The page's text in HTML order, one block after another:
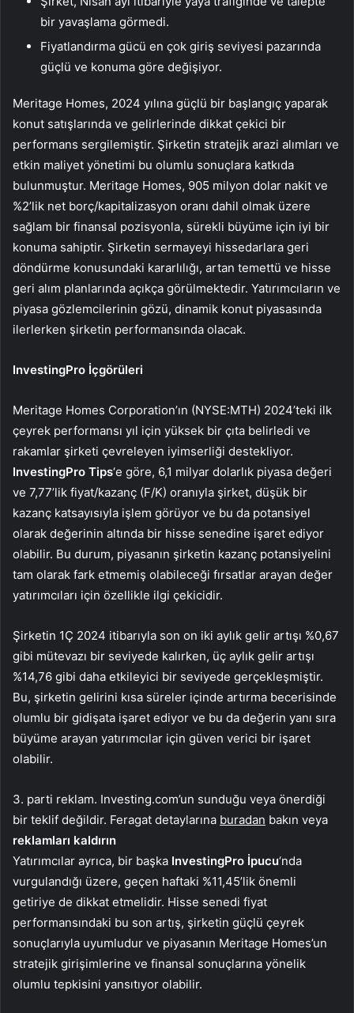
bir yavaşlama görmedi.
Fiyatlandırma gücü en çok giriş seviyesi pazarında
güçlü ve konuma göre değişiyor.
Meritage Homes, 2024 yılına güçlü bir başlangıç yaparak
konut satışlarında ve gelirlerinde dikkat çekici bir
performans sergilemiştir. Şirketin stratejik arazi alımları ve
etkin maliyet yönetimi bu olumlu sonuçlara katkıda
bulunmuştur. Meritage Homes, 905 milyon dolar nakit ve
%2’lik net borç/kapitalizasyon oranı dahil olmak üzere
sağlam bir finansal pozisyonla, sürekli büyüme için iyi bir
konuma sahiptir. Şirketin sermayeyi hissedarlara geri
döndürme konusundaki kararlılığı, artan temettü ve hisse
geri alım planlarında açıkça görülmektedir. Yatırımcıların ve
piyasa gözlemcilerinin gözü, dinamik konut piyasasında
ilerlerken şirketin performansında olacak.
InvestingPro İçgörüleri
Meritage Homes Corporation’ın (NYSE:MTH) 2024’teki ilk
çeyrek performansı yıl için yüksek bir çıta belirledi ve
rakamlar şirketi çevreleyen iyimserliği destekliyor.
InvestingPro Tips‘e göre, 6,1 milyar dolarlık piyasa değeri
ve 7,77’lik fiyat/kazanç (F/K) oranıyla şirket, düşük bir
kazanç katsayısıyla işlem görüyor ve bu da potansiyel
olarak değerinin altında bir hisse senedine işaret ediyor
olabilir. Bu durum, piyasanın şirketin kazanç potansiyelini
tam olarak fark etmemiş olabileceği fırsatlar arayan değer
yatırımcıları için özellikle ilgi çekicidir.
Şirketin 1Ç 2024 itibarıyla son on iki aylık gelir artışı %0,67
gibi mütevazı bir seviyede kalırken, üç aylık gelir artışı
%14,76 gibi daha etkileyici bir seviyede gerçekleşmiştir.
Bu, şirketin gelirini kısa süreler içinde artırma becerisinde
olumlu bir gidişata işaret ediyor ve bu da değerin yanı sıra
büyüme arayan yatırımcılar için güven verici bir işaret
olabilir.
3. parti reklam. Investing.com’un sunduğu veya önerdiği
bir teklif değildir. Feragat detaylarına buradan bakın veya
reklamları kaldırın
Yatırımcılar ayrıca, bir başka InvestingPro İpucu‘nda
vurgulandığı üzere, geçen haftaki %11,45’lik önemli
getiriye de dikkat etmelidir. Hisse senedi fiyat
performansındaki bu son artış, şirketin güçlü çeyrek
sonuçlarıyla uyumludur ve piyasanın Meritage Homes’un
stratejik girişimlerine ve finansal sonuçlarına yönelik
olumlu tepkisini yansıtıyor olabilir.